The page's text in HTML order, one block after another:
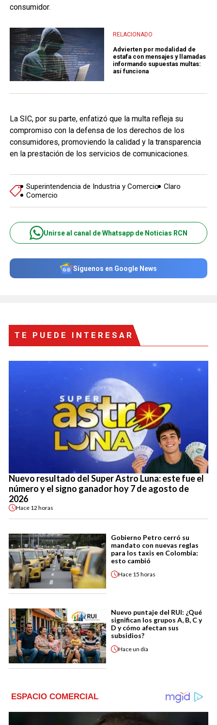
consumidor.
RELACIONADO
Advierten por modalidad de
estafa con mensajes y llamadas
informando supuestas multas:
así funciona
La SIC, por su parte, enfatizó que la multa refleja su
compromiso con la defensa de los derechos de los
consumidores, promoviendo la calidad y la transparencia
en la prestación de los servicios de comunicaciones.
Superintendencia de Industria y Comercio Claro
Comercio
Unirse al canal de Whatsapp de Noticias RCN
Síguenos en Google News
TE PUEDE INTERESAR
Nuevo resultado del Super Astro Luna: este fue el
número y el signo ganador hoy 7 de agosto de
2026
Hace 12 horas
Gobierno Petro cerró su
mandato con nuevas reglas
para los taxis en Colombia:
esto cambió
Hace 15 horas
Nuevo puntaje del RUI: ¿Qué
significan los grupos A, B, C y
D y cómo afectan sus
subsidios?
Haceun día